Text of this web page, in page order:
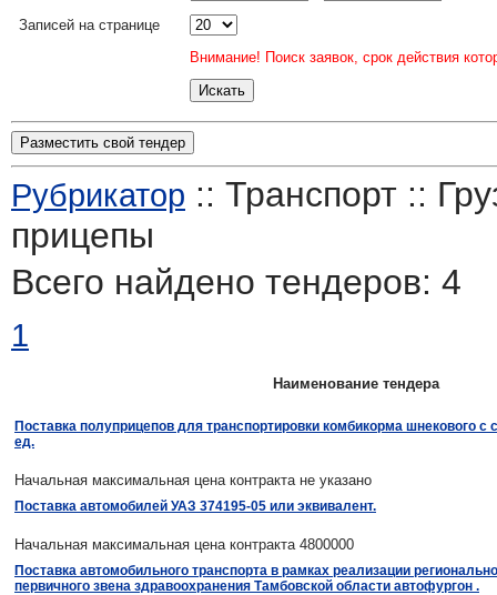
Записей на странице
Внимание! Поиск заявок, срок действия
Разместить свой тендер
Рубрикатор :: Транспорт ::
прицепы
Всего найдено тендеров: 4
1
Наименование тендера
Поставка полуприцепов для транспортировки комбикорма шнекового с
ед.
Начальная максимальная цена контракта не указано
Поставка автомобилей УАЗ 374195-05 или эквивалент.
Начальная максимальная цена контракта 4800000
Поставка автомобильного транспорта в рамках реализации
первичного звена здравоохранения Тамбовской области автофургон .